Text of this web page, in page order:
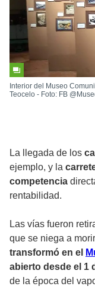
Interior del Museo
Teocelo - Foto: FB
La llegada de los
ejemplo, y la
competencia
rentabilidad.
Las vías fueron
que se niega a
transformó en el
abierto desde el 1
de la época del